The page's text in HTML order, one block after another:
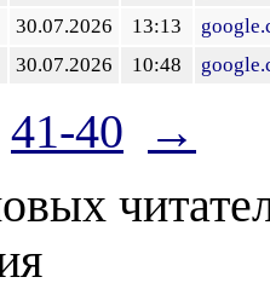
30.07.2026 13:13
30.07.2026 10:48
41-40
→